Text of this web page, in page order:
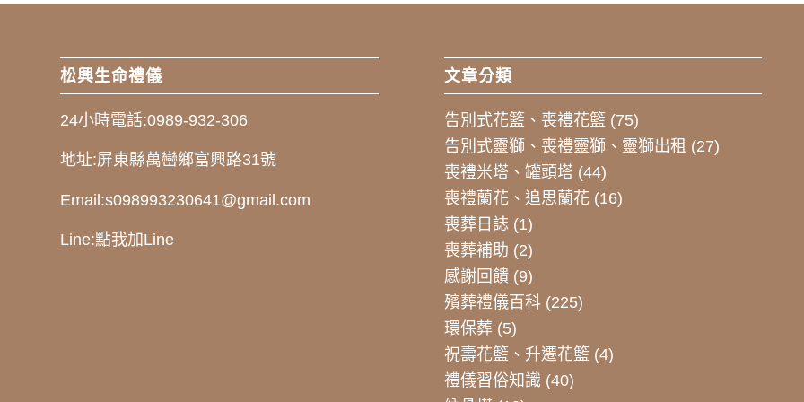
松興生命禮儀
24小時電話:0989-932-306
地址:屏東縣萬巒鄉富興路31號
Email:s098993230641@gmail.com
Line:點我加Line
文章分類
告別式花籃、喪禮花籃 (75)
告別式靈獅、喪禮靈獅、靈獅出租 (27)
喪禮米塔、罐頭塔 (44)
喪禮蘭花、追思蘭花 (16)
喪葬日誌 (1)
喪葬補助 (2)
感謝回饋(9)
殯葬禮儀百科(225)
環保葬(5)
祝壽花籃、升遷花籃 (4)
禮儀習俗知識 (40)